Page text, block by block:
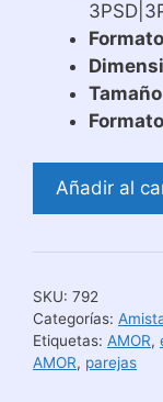
Plantillas
de
para
Enamorados
cantidad
Añadir al
SKU: 792
Categorías:
Etiquetas: AMOR,
AMOR, parejas